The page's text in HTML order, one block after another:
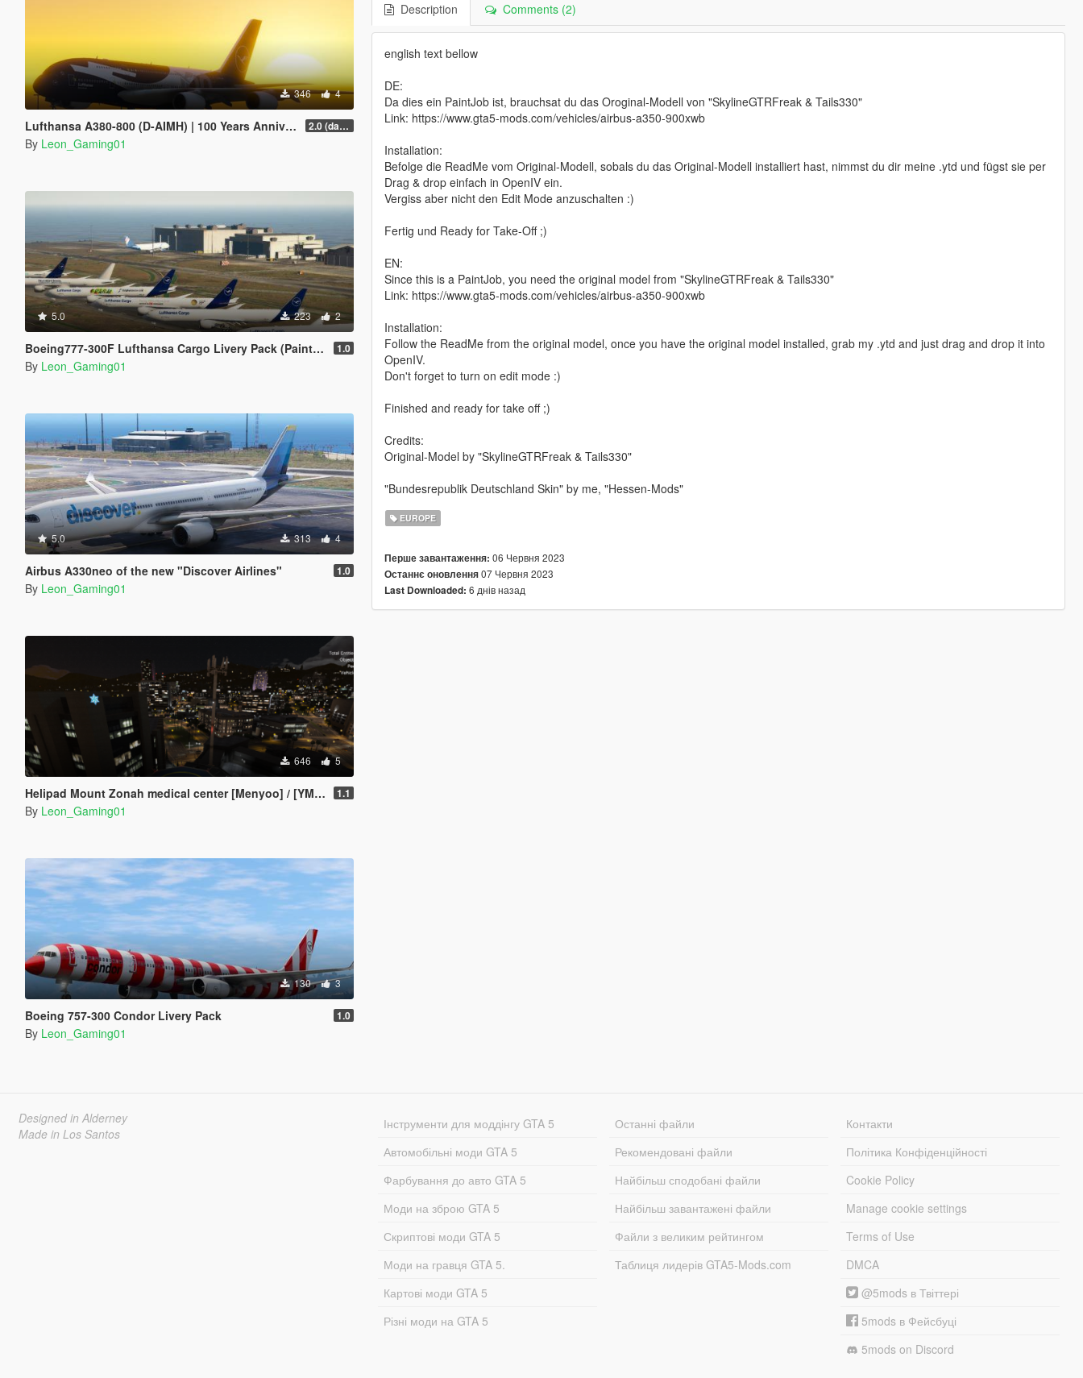
346 4
Lufthansa A380-800 (D-AIMH) | 100 Years Anniversary Livery 2.0 (darker blue)
By Leon_Gaming01
5.0 223 2
Boeing777-300F Lufthansa Cargo Livery Pack (PaintJob) 1.0
By Leon_Gaming01
5.0 313 4
Airbus A330neo of the new "Discover Airlines" 1.0
By Leon_Gaming01
646 5
Helipad Mount Zonah medical center [Menyoo] / [YMAP] 1.1
By Leon_Gaming01
130 3
Boeing 757-300 Condor Livery Pack 1.0
By Leon_Gaming01
Description Comments (2)
english text bellow
DE:
Da dies ein PaintJob ist, brauchsat du das Oroginal-Modell von "SkylineGTRFreak & Tails330"
Link: https://www.gta5-mods.com/vehicles/airbus-a350-900xwb
Installation:
Befolge die ReadMe vom Original-Modell, sobals du das Original-Modell installiert hast, nimmst du dir meine .ytd und fügst sie per
Drag & drop einfach in OpenIV ein.
Vergiss aber nicht den Edit Mode anzuschalten :)
Fertig und Ready for Take-Off ;)
EN:
Since this is a PaintJob, you need the original model from "SkylineGTRFreak & Tails330"
Link: https://www.gta5-mods.com/vehicles/airbus-a350-900xwb
Installation:
Follow the ReadMe from the original model, once you have the original model installed, grab my .ytd and just drag and drop it into
OpenIV.
Don't forget to turn on edit mode :)
Finished and ready for take off ;)
Credits:
Original-Model by "SkylineGTRFreak & Tails330"
"Bundesrepublik Deutschland Skin" by me, "Hessen-Mods"
EUROPE
Перше завантаження: 06 Червня 2023
Останнє оновлення07 Червня 2023
Last Downloaded: 6 днів назад
Designed in Alderney
Made in Los Santos
Інструменти для моддінгу GTA 5
Автомобільні моди GTA 5
Фарбування до авто GTA 5
Моди на зброю GTA 5
Скриптові моди GTA 5
Моди на гравця GTA 5.
Картові моди GTA 5
Різні моди на GTA 5
Останні файли
Рекомендовані файли
Найбільш сподобані файли
Найбільш завантажені файли
Файли з великим рейтингом
Таблиця лидерів GTA5-Mods.com
Контакти
Політика Конфіденційності
Cookie Policy
Manage cookie settings
Terms of Use
DMCA
@5mods в Твіттері
5mods в Фейсбуці
5mods on Discord